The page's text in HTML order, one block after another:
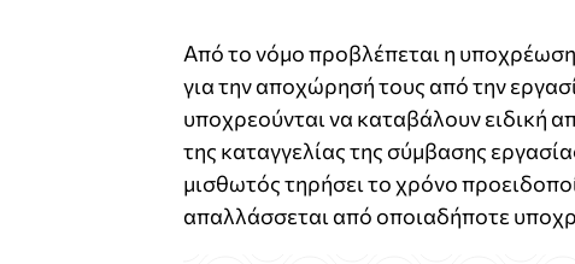
Από το νόμο προβλέπεται η
για την αποχώρησή τους από την
υποχρεούνται να καταβάλουν ειδική
της καταγγελίας της σύμβασης
μισθωτός τηρήσει το χρόνο
απαλλάσσεται από οποιαδήποτε